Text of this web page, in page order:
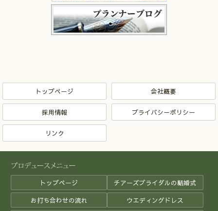
トップページ 会社概要
採用情報 プライバシーポリシー
リンク
トップページ チアーズブライダルの結婚式
お打ち合わせの流れ ウエディングドレス